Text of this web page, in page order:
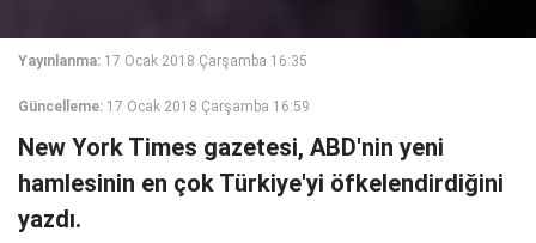
Yayınlanma: 17 Ocak 2018 Çarşamba 16:35
Güncelleme: 17 Ocak 2018 Çarşamba 16:59
New York Times gazetesi, ABD'nin yeni
hamlesinin en çok Türkiye'yi öfkelendirdiğini
yazdı.